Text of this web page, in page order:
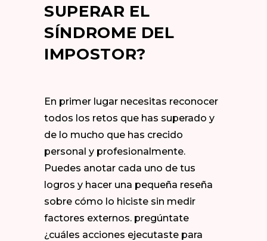
SUPERAR EL
SÍNDROME DEL
IMPOSTOR?
En primer lugar necesitas reconocer
todos los retos que has superado y
de lo mucho que has crecido
personal y profesionalmente.
Puedes anotar cada uno de tus
logros y hacer una pequeña reseña
sobre cómo lo hiciste sin medir
factores externos. pregúntate
¿cuáles acciones ejecutaste para